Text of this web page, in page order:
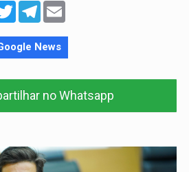
TwitterTelegram
News
no Whatsapp